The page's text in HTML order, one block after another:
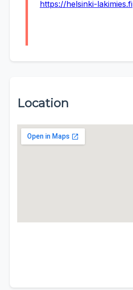
https://helsinki-lakimies.fi
Location